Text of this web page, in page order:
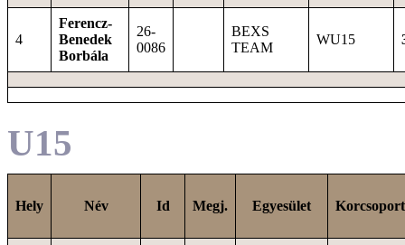
4
Ferencz-
Benedek
Borbála
26-
0086
BEXS
TEAM
WU15
U15
Hely Név Id Megj. Egyesület Korcsoport